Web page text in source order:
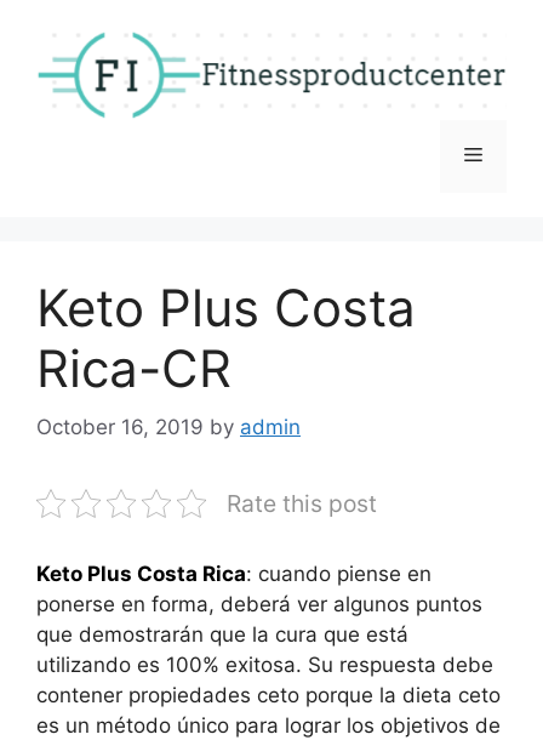
content
Menu
Keto Plus Costa
Rica-CR
October 16, 2019 by admin
Rate this post
Keto Plus Costa Rica: cuando piense en
ponerse en forma, deberá ver algunos puntos
que demostrarán que la cura que está
utilizando es 100% exitosa. Su respuesta debe
contener propiedades ceto porque la dieta ceto
es un método único para lograr los objetivos de